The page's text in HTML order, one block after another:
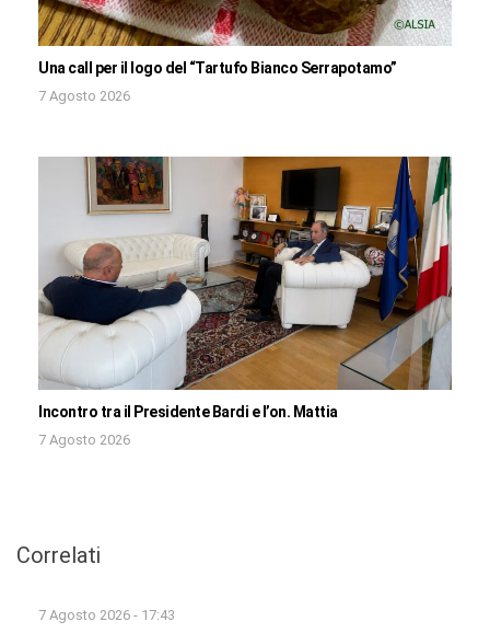
Una call per il logo del “Tartufo Bianco Serrapotamo”
7 Agosto 2026
Incontro tra il Presidente Bardi e l’on. Mattia
7 Agosto 2026
Correlati
7 Agosto 2026 - 17:43